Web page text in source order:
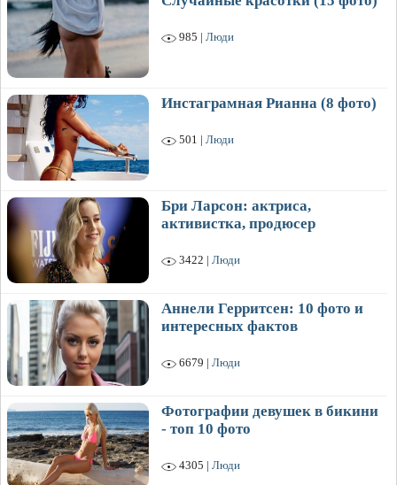
985 | Люди
Инстаграмная Рианна (8 фото)
501 | Люди
Бри Ларсон: актриса,
активистка, продюсер
3422 | Люди
Аннели Герритсен: 10 фото и
интересных фактов
6679 | Люди
Фотографии девушек в бикини
- топ 10 фото
4305 | Люди